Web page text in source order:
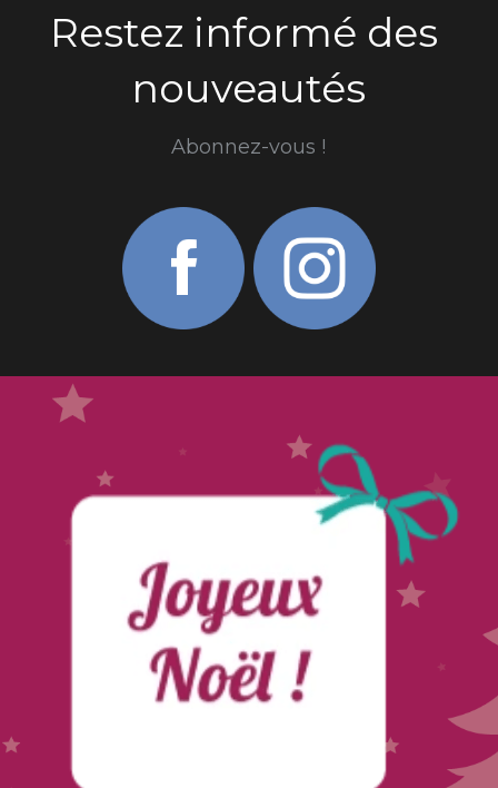
Restez informé des
nouveautés
Abonnez-vous !